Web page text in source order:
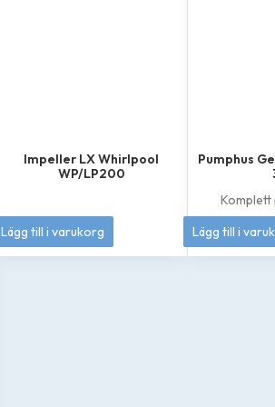
Impeller LX Whirlpool
WP/LP200
349kr
Lägg till i varukorg
Pumphus
Komplett
1 895kr
Lägg till i